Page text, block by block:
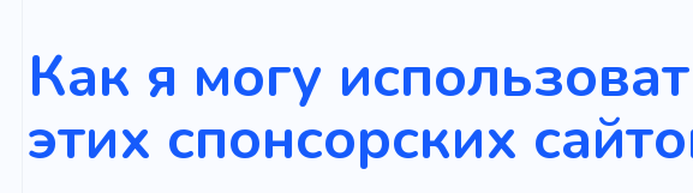
Консультант
Безопасность
Охранное сопровождение Дело
Быстрый
Вдохновение
Вебинар
Как я могу
этих спонсорских